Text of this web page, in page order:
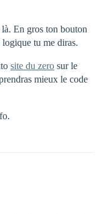
En gros ton bouton
logique tu me diras.
site du zero sur le
mieux le code